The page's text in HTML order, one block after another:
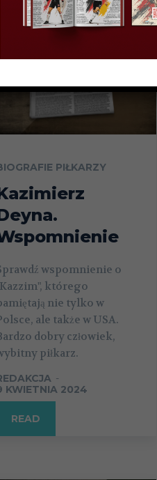
PIŁKARZY
wspomnienie o
którego
nie tylko w
ale także w USA.
dobry człowiek,
piłkarz.
-
KWIETNIA 2024
READ